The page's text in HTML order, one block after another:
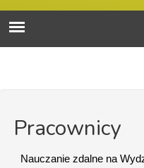
Pracownicy
Nauczanie zdalne na